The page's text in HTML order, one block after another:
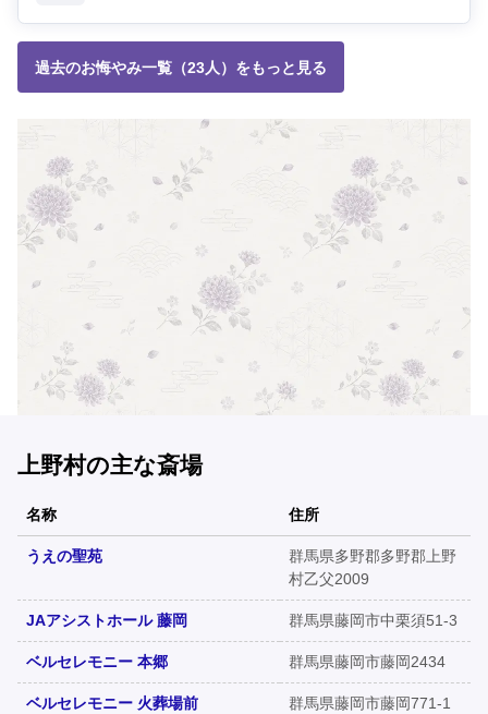
過去のお悔やみ一覧（23人）をもっと見る
上野村の主な斎場
名称 住所
うえの聖苑
群馬県多野郡多野郡上野
村乙父2009
JAアシストホール 藤岡 群馬県藤岡市中栗須51-3
ベルセレモニー 本郷 群馬県藤岡市藤岡2434
ベルセレモニー 火葬場前 群馬県藤岡市藤岡771-1